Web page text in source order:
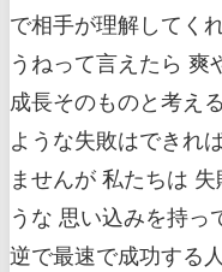
で相手が理解してく
うねって言えたら 爽
成長そのものと考え
ような失敗はできれ
ませんが 私たちは
うな 思い込みを持っ
逆で最速で成功する